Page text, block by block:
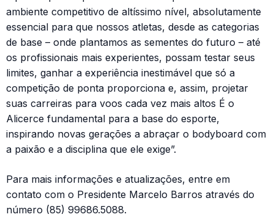
ambiente competitivo de altíssimo nível, absolutamente
essencial para que nossos atletas, desde as categorias
de base – onde plantamos as sementes do futuro – até
os profissionais mais experientes, possam testar seus
limites, ganhar a experiência inestimável que só a
competição de ponta proporciona e, assim, projetar
suas carreiras para voos cada vez mais altos É o
Alicerce fundamental para a base do esporte,
inspirando novas gerações a abraçar o bodyboard com
a paixão e a disciplina que ele exige”.
Para mais informações e atualizações, entre em
contato com o Presidente Marcelo Barros através do
número (85) 99686.5088.